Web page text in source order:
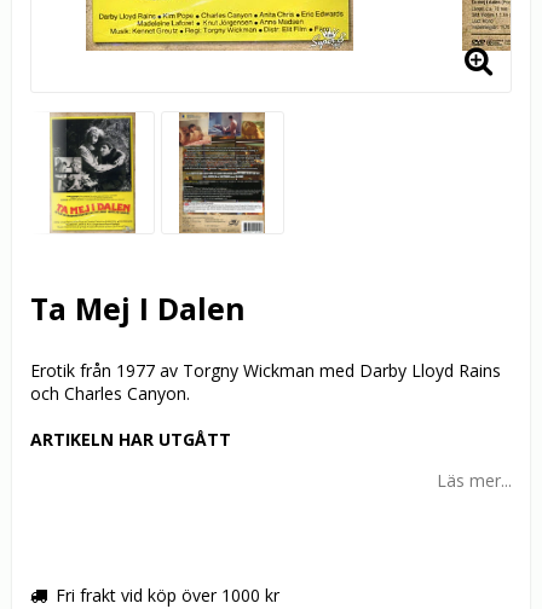
Ta Mej I Dalen
Erotik från 1977 av Torgny Wickman med Darby Lloyd Rains
och Charles Canyon.
ARTIKELN HAR UTGÅTT
Läs mer...
Fri frakt vid köp över 1000 kr